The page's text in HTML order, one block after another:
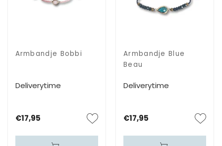
Armbandje Bobbi
Deliverytime
€17,95
Armbandje Blue
Beau
Deliverytime
€17,95